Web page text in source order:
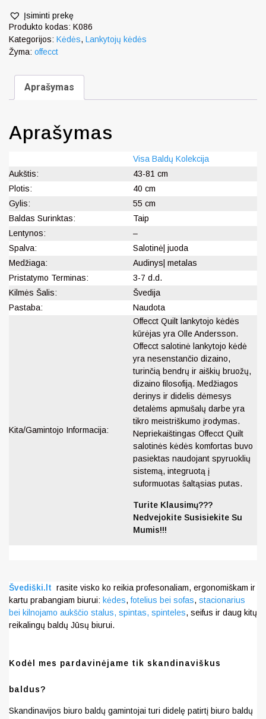
Įsiminti prekę
Produkto kodas: K086
Kategorijos: Kėdės, Lankytojų kėdės
Žyma: offecct
Aprašymas
Aprašymas
Visa Baldų Kolekcija
Aukštis:
43-81 cm
Plotis:
40 cm
Gylis:
55 cm
Baldas Surinktas:
Taip
Lentynos:
–
Spalva:
Salotinė| juoda
Medžiaga:
Audinys| metalas
Pristatymo Terminas:
3-7 d.d.
Kilmės Šalis:
Švedija
Pastaba:
Naudota
Kita/Gamintojo Informacija:
Offecct Quilt lankytojo kėdės
kūrėjas yra Olle Andersson.
Offecct salotinė lankytojo kėdė
yra nesenstančio dizaino,
turinčią bendrų ir aiškių bruožų,
dizaino filosofiją. Medžiagos
derinys ir didelis dėmesys
detalėms apmušalų darbe yra
tikro meistriškumo įrodymas.
Nepriekaištingas Offecct Quilt
salotinės kėdės komfortas buvo
pasiektas naudojant spyruoklių
sistemą, integruotą į
suformuotas šaltąsias putas.
Turite Klausimų???
Nedvejokite Susisiekite Su
Mumis!!!
Švediški.lt rasite visko ko reikia profesonaliam, ergonomiškam ir
kartu prabangiam biurui: kėdes,fotelius bei sofas, stacionarius
bei kilnojamo aukščio stalus, spintas, spinteles, seifus ir daug kitų
reikalingų baldų Jūsų biurui.
Kodėl mes pardavinėjame tik skandinaviškus
baldus?
Skandinavijos biuro baldų gamintojai turi didelę patirtį biuro baldų